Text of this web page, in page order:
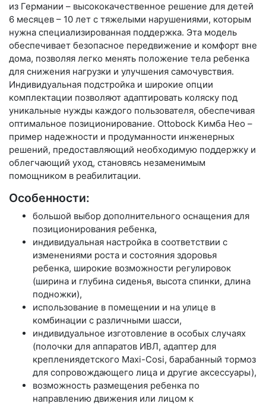
из Германии – высококачественное решение для детей
6 месяцев – 10 лет с тяжелыми нарушениями, которым
нужна специализированная поддержка. Эта модель
обеспечивает безопасное передвижение и комфорт вне
дома, позволяя легко менять положение тела ребенка
для снижения нагрузки и улучшения самочувствия.
Индивидуальная подстройка и широкие опции
комплектации позволяют адаптировать коляску под
уникальные нужды каждого пользователя, обеспечивая
оптимальное позиционирование. Ottobock Кимба Нео –
пример надежности и продуманности инженерных
решений, предоставляющий необходимую поддержку и
облегчающий уход, становясь незаменимым
помощником в реабилитации.
Особенности:
большой выбор дополнительного оснащения для
позиционирования ребенка,
индивидуальная настройка в соответствии с
изменениями роста и состояния здоровья
ребенка, широкие возможности регулировок
(ширина и глубина сиденья, высота спинки, длина
подножки),
использование в помещении и на улице в
комбинации с различными шасси,
индивидуальное изготовление в особых случаях
(полочки для аппаратов ИВЛ, адаптер для
креплениядетского Maxi-Cosi, барабанный тормоз
для сопровождающего лица и другие аксессуары),
возможность размещения ребенка по
направлению движения или лицом к